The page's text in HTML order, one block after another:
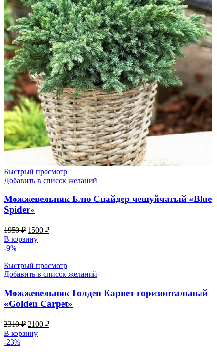
Быстрый просмотр
Добавить в список желаний
Можжевельник Блю Спайдер чешуйчатый «Blue
Spider»
1950₽ Первоначальная
цена
составляла
1500 ₽Текущая
В корзину
-9%
Быстрый просмотр
Добавить в список желаний
Можжевельник Голден Карпет горизонтальный
«Golden Carpet»
2310₽ Первоначальная
цена
составляла
2100 ₽Текущая
В корзину
-23%